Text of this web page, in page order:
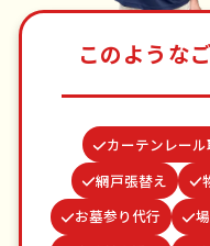
このような
カーテンレー
網戸張替え
お墓参り代行